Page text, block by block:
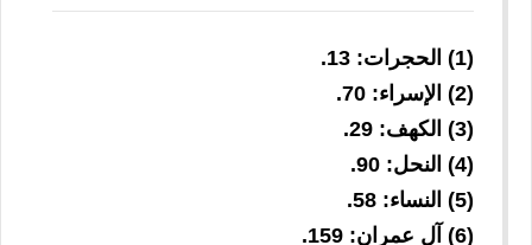
(1) الحجرات: 13.
(2) الإسراء: 70.
(3) الكهف: 29.
(4) النحل: 90.
(5) النساء: 58.
(6) آل عمران: 159.